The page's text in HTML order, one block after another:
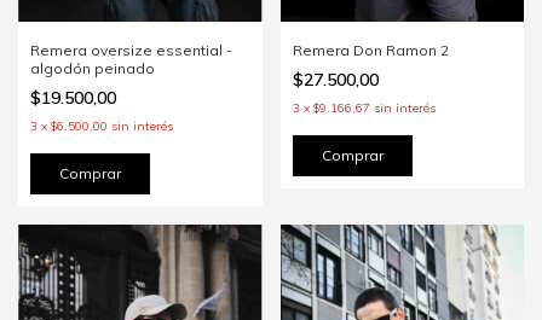
Remera oversize essential -
algodón peinado
$19.500,00
3 x $6.500,00 sin interés
Comprar
Remera Don Ramon 2
$27.500,00
3 x $9.166,67 sin interés
Comprar